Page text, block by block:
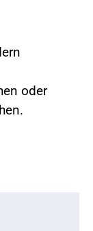
oder